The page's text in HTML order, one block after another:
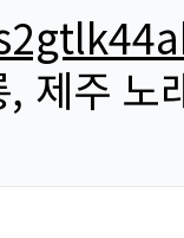
제주 노